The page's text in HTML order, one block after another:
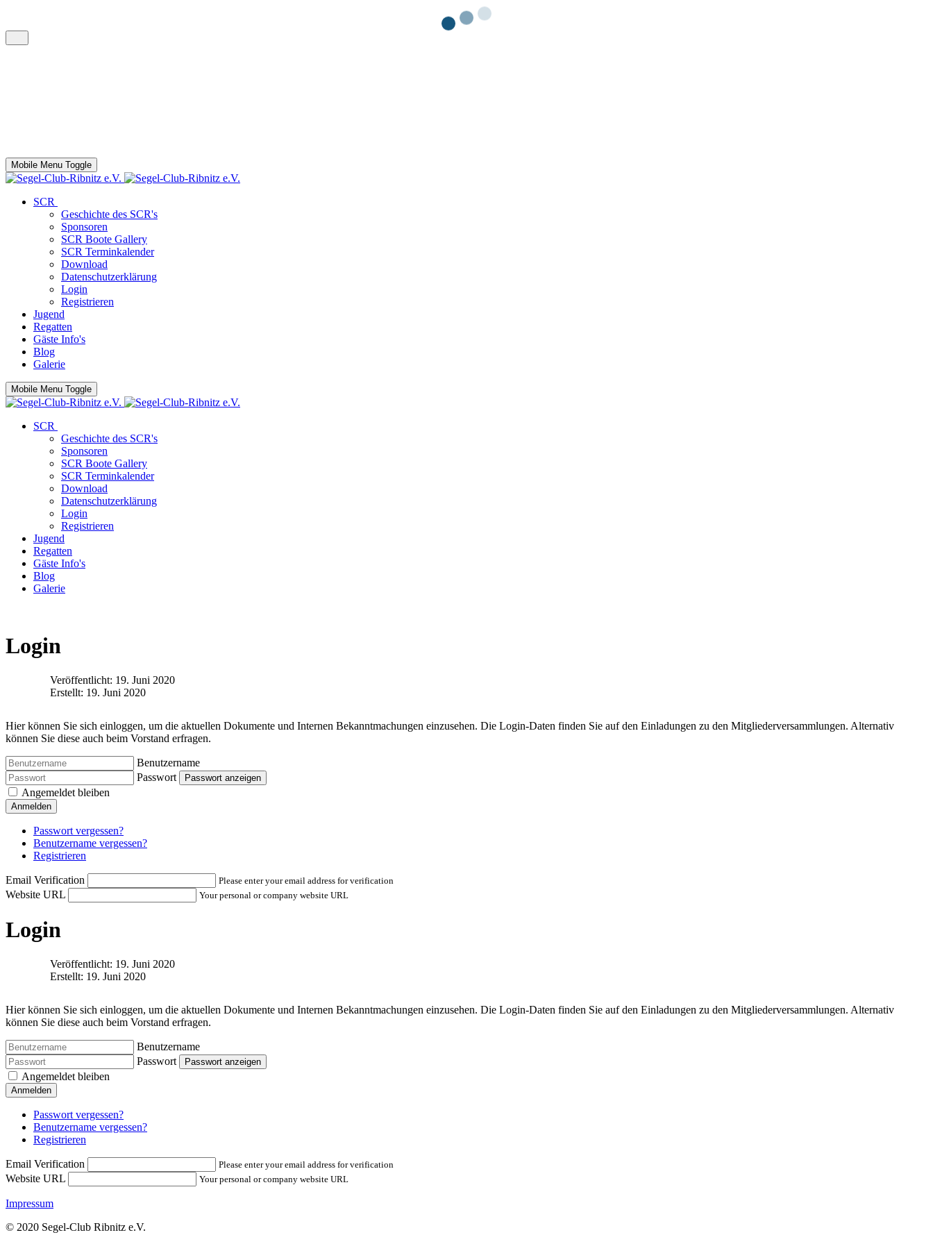
Mobile Menu Toggle
SCR
Geschichte des SCR's
Sponsoren
SCR Boote Gallery
SCR Terminkalender
Download
Datenschutzerklärung
Login
Registrieren
Jugend
Regatten
Gäste Info's
Blog
Galerie
Mobile Menu Toggle
SCR
Geschichte des SCR's
Sponsoren
SCR Boote Gallery
SCR Terminkalender
Download
Datenschutzerklärung
Login
Registrieren
Jugend
Regatten
Gäste Info's
Blog
Galerie
Login
Veröffentlicht: 19. Juni 2020
Erstellt: 19. Juni 2020
Hier können Sie sich einloggen, um die aktuellen Dokumente und Internen Bekanntmachungen einzusehen. Die Login-Daten finden Sie auf den Einladungen zu den Mitgliederversammlungen. Alternativ
können Sie diese auch beim Vorstand erfragen.
Benutzername
Passwort
Passwort anzeigen
Angemeldet bleiben
Anmelden
Passwort vergessen?
Benutzername vergessen?
Registrieren
Email Verification Please enter your email address for verification
Website URL Your personal or company website URL
Login
Veröffentlicht: 19. Juni 2020
Erstellt: 19. Juni 2020
Hier können Sie sich einloggen, um die aktuellen Dokumente und Internen Bekanntmachungen einzusehen. Die Login-Daten finden Sie auf den Einladungen zu den Mitgliederversammlungen. Alternativ
können Sie diese auch beim Vorstand erfragen.
Benutzername
Passwort
Passwort anzeigen
Angemeldet bleiben
Anmelden
Passwort vergessen?
Benutzername vergessen?
Registrieren
Email Verification Please enter your email address for verification
Website URL Your personal or company website URL
Impressum
© 2020 Segel-Club Ribnitz e.V.